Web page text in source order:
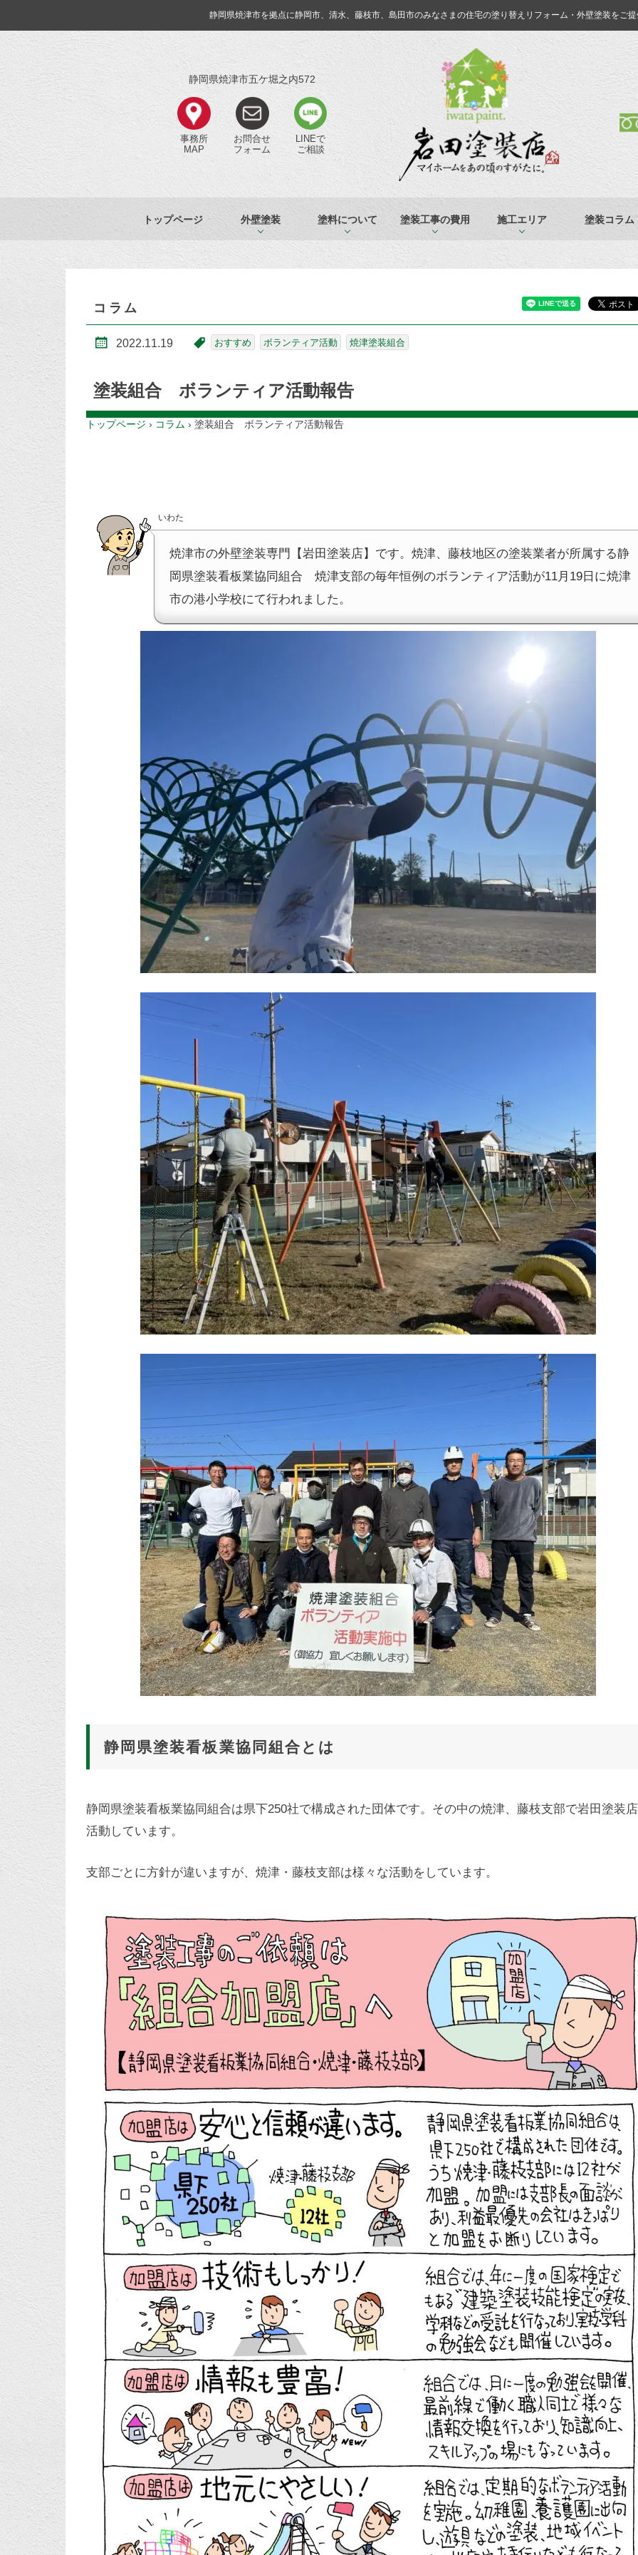
静岡県焼津市を拠点に静岡市、清水、藤枝市、島田市のみなさまの住宅の塗り替えリフォーム・外壁塗装をご
静岡県焼津市五ケ堀之内572
事務所
MAP
お問合せ
フォーム
LINEで
ご相談
トップページ 外壁塗装 塗料について 塗装工事の費用 施工エリア 塗装コラム
コラム
2022.11.19 おすすめ ボランティア活動 焼津塗装組合
塗装組合 ボランティア活動報告
トップページ › コラム › 塗装組合 ボランティア活動報告
いわた
焼津市の外壁塗装専門【岩田塗装店】です。焼津、藤枝地区の塗装業者が所属する静
岡県塗装看板業協同組合 焼津支部の毎年恒例のボランティア活動が11月19日に焼津
市の港小学校にて行われました。
静岡県塗装看板業協同組合とは
静岡県塗装看板業協同組合は県下250社で構成された団体です。その中の焼津、藤枝支部で岩田塗装
活動しています。
支部ごとに方針が違いますが、焼津・藤枝支部は様々な活動をしています。